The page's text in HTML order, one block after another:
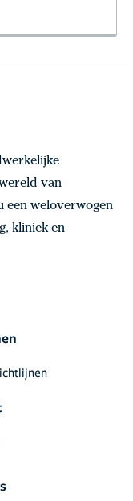
van
een weloverwogen
kliniek en